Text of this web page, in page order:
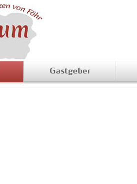
Gastgeber